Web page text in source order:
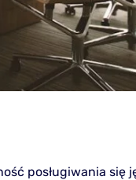
posługiwania się